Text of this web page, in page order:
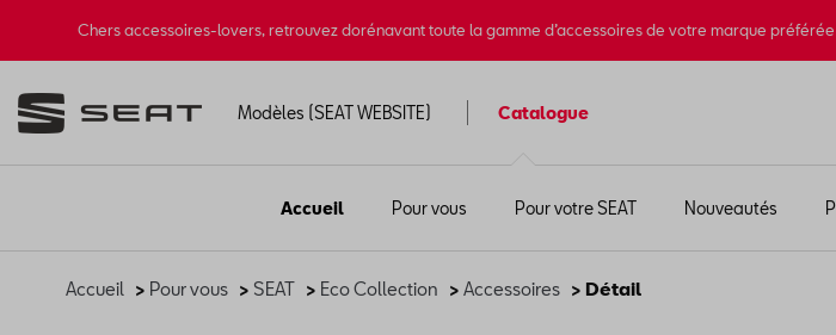
Chers accessoires-lovers, retrouvez dorénavant toute la gamme d’accessoires de votre marque
Modèles (SEAT WEBSITE) Catalogue
Accueil Pour vous Pour votre SEAT Nouveautés
Accueil > Pour vous > SEAT > Eco Collection > Accessoires > Détail